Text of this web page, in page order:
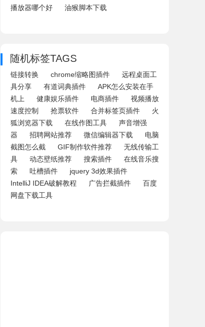
播放器哪个好
油猴脚本下载
随机标签TAGS
链接转换 chrome缩略图插件
远程桌面工
具分享
有道词典插件
APK怎么安装在手
机上
健康娱乐插件 电商插件
视频播放
速度控制
抢票软件 合并标签页插件
火
狐浏览器下载
在线作图工具
声音增强
器
招聘网站推荐 微信编辑器下载
电脑
截图怎么截
GIF制作软件推荐
无线传输工
具
动态壁纸推荐 搜索插件
在线音乐搜
索
吐槽插件
jquery 3d效果插件
IntelliJ IDEA破解教程
广告拦截插件
百度
网盘下载工具